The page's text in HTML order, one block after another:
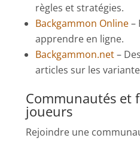
règles et stratégies.
Backgammon Online–
apprendre en ligne.
Backgammon.net–
articles sur les
Communautés et
joueurs
Rejoindre une